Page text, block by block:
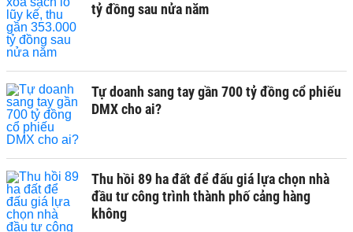
tỷ đồng sau nửa năm
Tự doanh sang tay gần 700 tỷ đồng cổ phiếu
DMX cho ai?
Thu hồi 89 ha đất để đấu giá lựa chọn nhà
đầu tư công trình thành phố cảng hàng
không